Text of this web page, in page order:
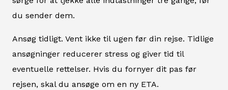
du sender dem.
Ansøg tidligt. Vent ikke til ugen før din rejse. Tidlige
ansøgninger reducerer stress og giver tid til
eventuelle rettelser. Hvis du fornyer dit pas før
rejsen, skal du ansøge om en ny ETA.